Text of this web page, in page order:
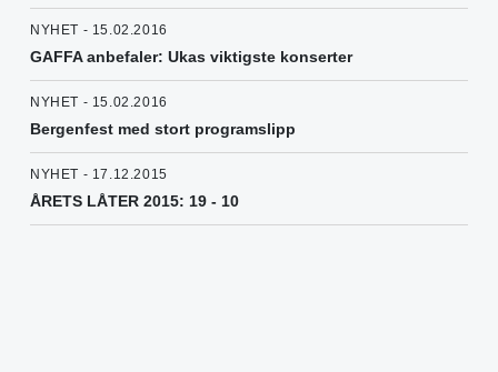
NYHET - 15.02.2016
GAFFA anbefaler: Ukas viktigste konserter
NYHET - 15.02.2016
Bergenfest med stort programslipp
NYHET - 17.12.2015
ÅRETS LÅTER 2015: 19 - 10